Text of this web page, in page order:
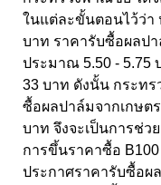
ในแต่ละขั้นตอนไว้ว่า
บาท ราคารับซื้อผลป
ประมาณ 5.50 - 5.75
33 บาท ดังนั้น กระท
ซื้อผลปาล์มจากเกษต
บาท จึงจะเป็นการช่ว
การขึ้นราคาซื้อ
ประกาศราคารับซื้อผ